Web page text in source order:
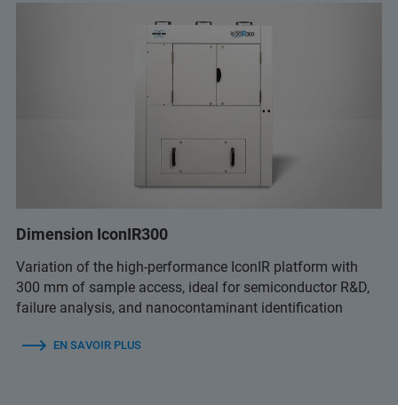
Dimension IconIR300
Variation of the high-performance IconIR platform with
300 mm of sample access, ideal for semiconductor R&D,
failure analysis, and nanocontaminant identification
EN SAVOIR PLUS